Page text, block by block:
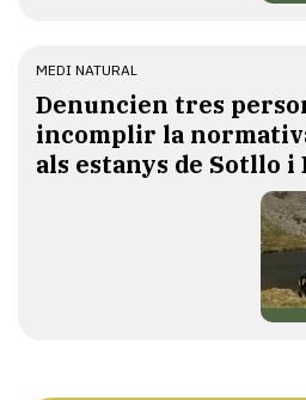
MEDI NATURAL
Denuncien tres
incomplir la
als estanys de Sotllo i